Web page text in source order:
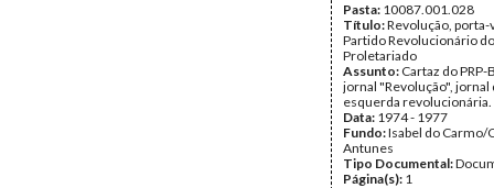
Pasta: 10087.001.028
Título:Revolução, porta-
Partido Revolucionário do
Proletariado
Assunto: Cartaz do PRP-
jornal "Revolução", jornal
esquerda revolucionária.
Data: 1974 - 1977
Fundo:Isabel do Carmo/
Antunes
Tipo Documental:
Página(s): 1